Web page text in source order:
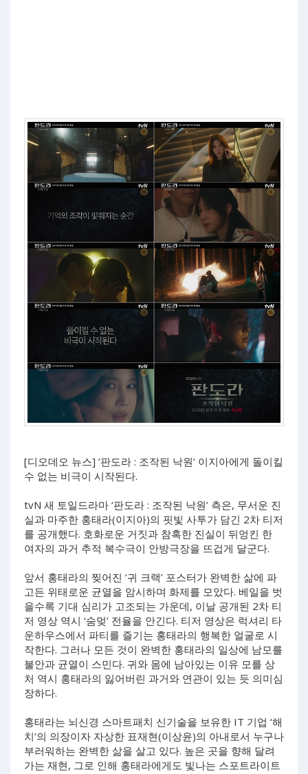
[디오데오 뉴스] ‘판도라 : 조작된 낙원’ 이지아에게 돌이킬
수 없는 비극이 시작된다.
tvN 새 토일드라마 ‘판도라 : 조작된 낙원’ 측은, 무서운 진
실과 마주한 홍태라(이지아)의 핏빛 사투가 담긴 2차 티저
를 공개했다. 호화로운 거짓과 참혹한 진실이 뒤엉킨 한
여자의 과거 추적 복수극이 안방극장을 뜨겁게 달군다.
앞서 홍태라의 찢어진 ‘귀 크랙’ 포스터가 완벽한 삶에 파
고든 위태로운 균열을 암시하며 화제를 모았다. 베일을 벗
을수록 기대 심리가 고조되는 가운데, 이날 공개된 2차 티
저 영상 역시 ‘숨멎’ 전율을 안긴다. 티저 영상은 럭셔리 타
운하우스에서 파티를 즐기는 홍태라의 행복한 얼굴로 시
작한다. 그러나 모든 것이 완벽한 홍태라의 일상에 남모를
불안과 균열이 스민다. 귀와 몸에 남아있는 이유 모를 상
처 역시 홍태라의 잃어버린 과거와 연관이 있는 듯 의미심
장하다.
홍태라는 뇌신경 스마트패치 신기술을 보유한 IT 기업 ‘해
치’의 의장이자 자상한 표재현(이상윤)의 아내로서 누구나
부러워하는 완벽한 삶을 살고 있다. 높은 곳을 향해 달려
가는 재현, 그로 인해 홍태라에게도 빛나는 스포트라이트